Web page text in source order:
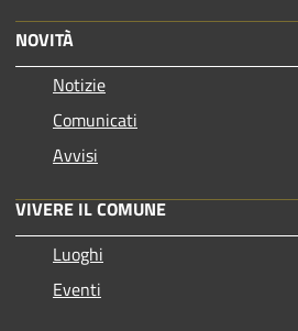
NOVITÀ
Notizie
Comunicati
Avvisi
VIVERE IL COMUNE
Luoghi
Eventi